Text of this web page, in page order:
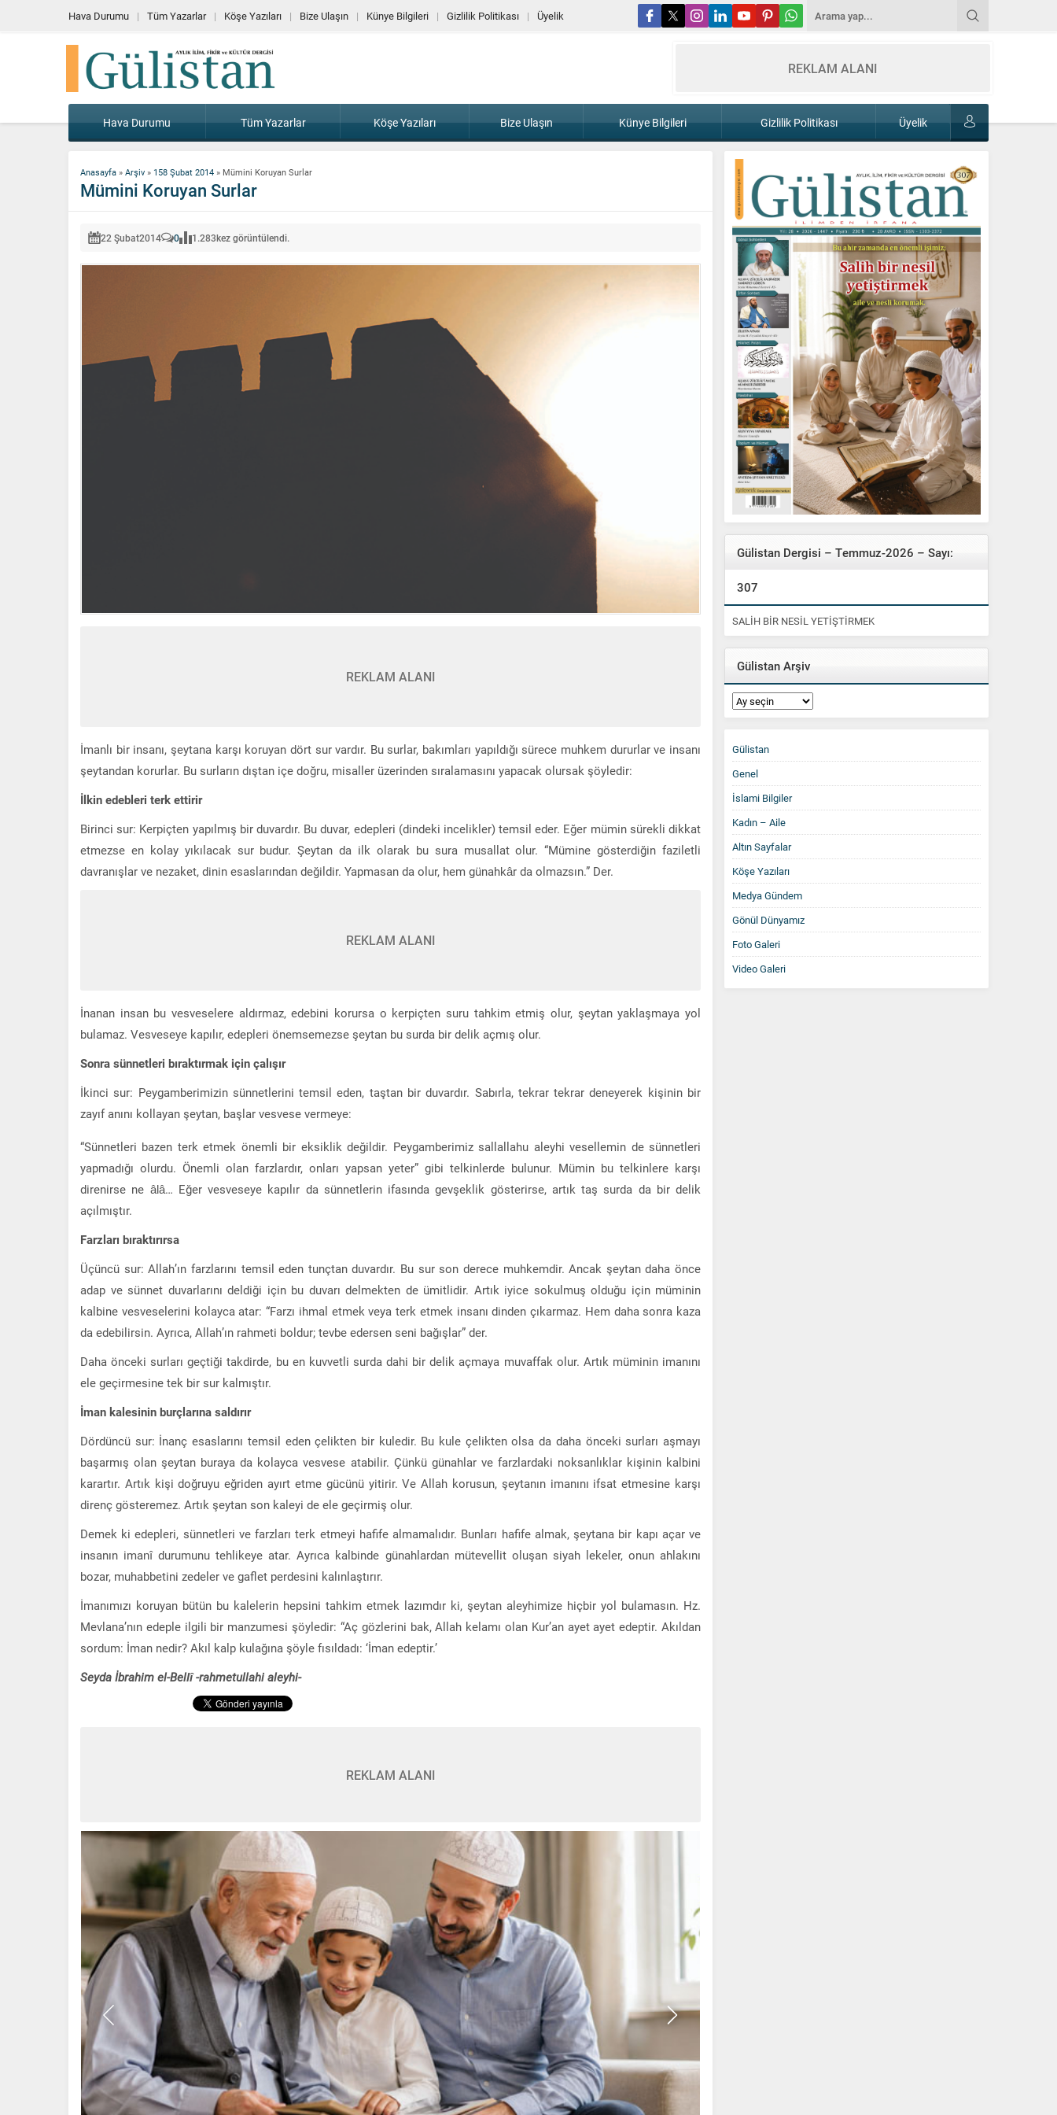
Hava Durumu Tüm Yazarlar Köşe Yazıları Bize Ulaşın Künye Bilgileri Gizlilik Politikası Üyelik
REKLAM ALANI
Hava Durumu Tüm Yazarlar Köşe Yazıları Bize Ulaşın Künye Bilgileri Gizlilik Politikası Üyelik
Anasayfa » Arşiv » 158 Şubat 2014 » Mümini Koruyan Surlar
Mümini Koruyan Surlar
22 Şubat2014 0 1.283kez görüntülendi.
REKLAM ALANI
İmanlı bir insanı, şeytana karşı koruyan dört sur vardır. Bu surlar, bakımları yapıldığı sürece muhkem dururlar ve insanı
şeytandan korurlar. Bu surların dıştan içe doğru, misaller üzerinden sıralamasını yapacak olursak şöyledir:
İlkin edebleri terk ettirir
Birinci sur: Kerpiçten yapılmış bir duvardır. Bu duvar, edepleri (dindeki incelikler) temsil eder. Eğer mümin sürekli dikkat
etmezse en kolay yıkılacak sur budur. Şeytan da ilk olarak bu sura musallat olur. “Mümine gösterdiğin faziletli
davranışlar ve nezaket, dinin esaslarından değildir. Yapmasan da olur, hem günahkâr da olmazsın.” Der.
REKLAM ALANI
İnanan insan bu vesveselere aldırmaz, edebini korursa o kerpiçten suru tahkim etmiş olur, şeytan yaklaşmaya yol
bulamaz. Vesveseye kapılır, edepleri önemsemezse şeytan bu surda bir delik açmış olur.
Sonra sünnetleri bıraktırmak için çalışır
İkinci sur: Peygamberimizin sünnetlerini temsil eden, taştan bir duvardır. Sabırla, tekrar tekrar deneyerek kişinin bir
zayıf anını kollayan şeytan, başlar vesvese vermeye:
“Sünnetleri bazen terk etmek önemli bir eksiklik değildir. Peygamberimiz sallallahu aleyhi vesellemin de sünnetleri
yapmadığı olurdu. Önemli olan farzlardır, onları yapsan yeter” gibi telkinlerde bulunur. Mümin bu telkinlere karşı
direnirse ne âlâ… Eğer vesveseye kapılır da sünnetlerin ifasında gevşeklik gösterirse, artık taş surda da bir delik
açılmıştır.
Farzları bıraktırırsa
Üçüncü sur: Allah’ın farzlarını temsil eden tunçtan duvardır. Bu sur son derece muhkemdir. Ancak şeytan daha önce
adap ve sünnet duvarlarını deldiği için bu duvarı delmekten de ümitlidir. Artık iyice sokulmuş olduğu için müminin
kalbine vesveselerini kolayca atar: “Farzı ihmal etmek veya terk etmek insanı dinden çıkarmaz. Hem daha sonra kaza
da edebilirsin. Ayrıca, Allah’ın rahmeti boldur; tevbe edersen seni bağışlar” der.
Daha önceki surları geçtiği takdirde, bu en kuvvetli surda dahi bir delik açmaya muvaffak olur. Artık müminin imanını
ele geçirmesine tek bir sur kalmıştır.
İman kalesinin burçlarına saldırır
Dördüncü sur: İnanç esaslarını temsil eden çelikten bir kuledir. Bu kule çelikten olsa da daha önceki surları aşmayı
başarmış olan şeytan buraya da kolayca vesvese atabilir. Çünkü günahlar ve farzlardaki noksanlıklar kişinin kalbini
karartır. Artık kişi doğruyu eğriden ayırt etme gücünü yitirir. Ve Allah korusun, şeytanın imanını ifsat etmesine karşı
direnç gösteremez. Artık şeytan son kaleyi de ele geçirmiş olur.
Demek ki edepleri, sünnetleri ve farzları terk etmeyi hafife almamalıdır. Bunları hafife almak, şeytana bir kapı açar ve
insanın imanî durumunu tehlikeye atar. Ayrıca kalbinde günahlardan mütevellit oluşan siyah lekeler, onun ahlakını
bozar, muhabbetini zedeler ve gaflet perdesini kalınlaştırır.
İmanımızı koruyan bütün bu kalelerin hepsini tahkim etmek lazımdır ki, şeytan aleyhimize hiçbir yol bulamasın. Hz.
Mevlana’nın edeple ilgili bir manzumesi şöyledir: “Aç gözlerini bak, Allah kelamı olan Kur’an ayet ayet edeptir. Akıldan
sordum: İman nedir? Akıl kalp kulağına şöyle fısıldadı: ‘İman edeptir.’
Seyda İbrahim el-Bellî -rahmetullahi aleyhi-
REKLAM ALANI
Gülistan Dergisi – Temmuz-2026 – Sayı:
307
SALİH BİR NESİL YETİŞTİRMEK
Gülistan Arşiv
Gülistan
Arşiv
Gülistan
Genel
İslami Bilgiler
Kadın – Aile
Altın Sayfalar
Köşe Yazıları
Medya Gündem
Gönül Dünyamız
Foto Galeri
Video Galeri